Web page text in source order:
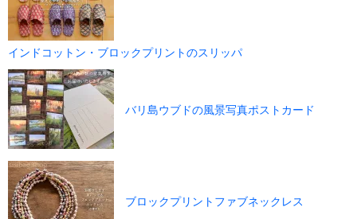
インドコットン・ブロックプリントのスリッパ
バリ島ウブドの風景写真ポストカード
ブロックプリントファブネックレス